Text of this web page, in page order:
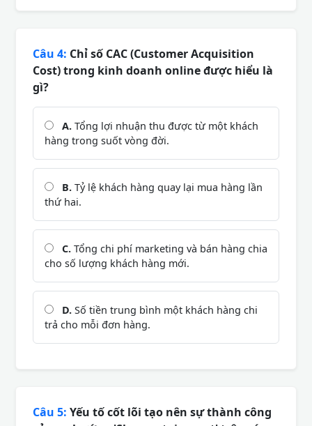
Câu 4: Chỉ số CAC (Customer Acquisition
Cost) trong kinh doanh online được hiểu là
gì?
A. Tổng lợi nhuận thu được từ một khách
hàng trong suốt vòng đời.
B. Tỷ lệ khách hàng quay lại mua hàng lần
thứ hai.
C. Tổng chi phí marketing và bán hàng chia
cho số lượng khách hàng mới.
D. Số tiền trung bình một khách hàng chi
trả cho mỗi đơn hàng.
Câu 5: Yếu tố cốt lõi tạo nên sự thành công